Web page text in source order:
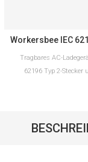
Tragbares AC-
62196 Typ 2-